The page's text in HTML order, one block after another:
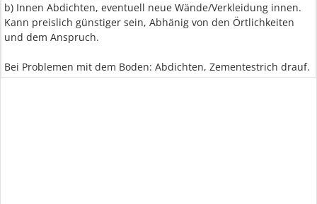
b) Innen Abdichten, eventuell neue Wände/Verkleidung innen.
Kann preislich günstiger sein, Abhänig von den Örtlichkeiten
und dem Anspruch.
Bei Problemen mit dem Boden: Abdichten, Zementestrich drauf.